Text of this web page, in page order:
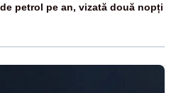
petrol pe an, vizată două nopți